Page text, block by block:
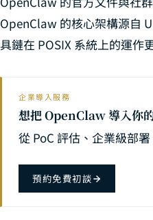
OpenClaw 的核心架構源自
具鏈在 POSIX 系統上的運作
企業導入服務
想把 OpenClaw 導入你
從 PoC 評估、企業級部
預約免費初談